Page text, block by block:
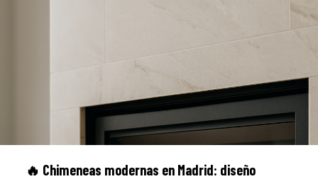
🔥 Chimeneas modernas en Madrid: diseño